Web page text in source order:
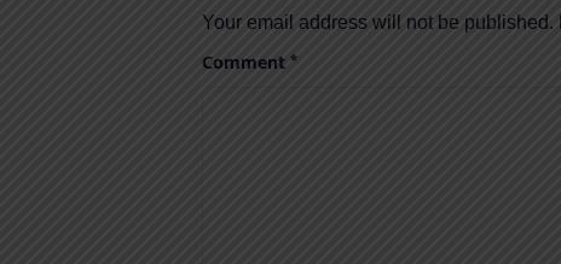
Your email address will not be published.
Comment*